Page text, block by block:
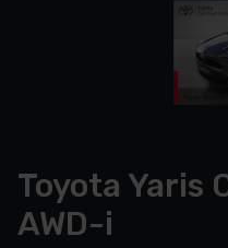
Toyota Yaris
AWD-i